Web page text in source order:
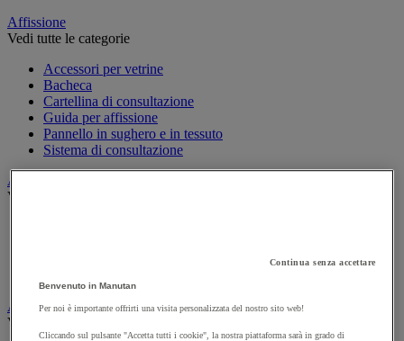
Affissione
Vedi tutte le categorie
Accessori per vetrine
Bacheca
Cartellina di consultazione
Guida per affissione
Pannello in sughero e in tessuto
Sistema di consultazione
Appendiabiti e attaccapanni
Vedi tutte le categorie
Armadio e archiviazione
Vedi tutte le categorie
Continua senza accettare
Benvenuto in Manutan
Per noi è importante offrirti una visita personalizzata del nostro sito web!
Cliccando sul pulsante "Accetta tutti i cookie", la nostra piattaforma sarà in grado di